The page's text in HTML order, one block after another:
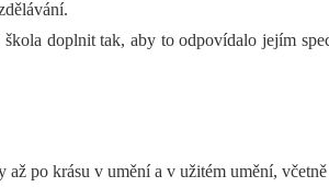
doplnit tak, aby to odpovídalo jejím
po krásu v umění a v užitém umění,